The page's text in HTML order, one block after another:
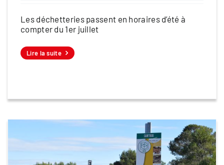
Les déchetteries passent en horaires d’été à
compter du 1er juillet
Lire la suite